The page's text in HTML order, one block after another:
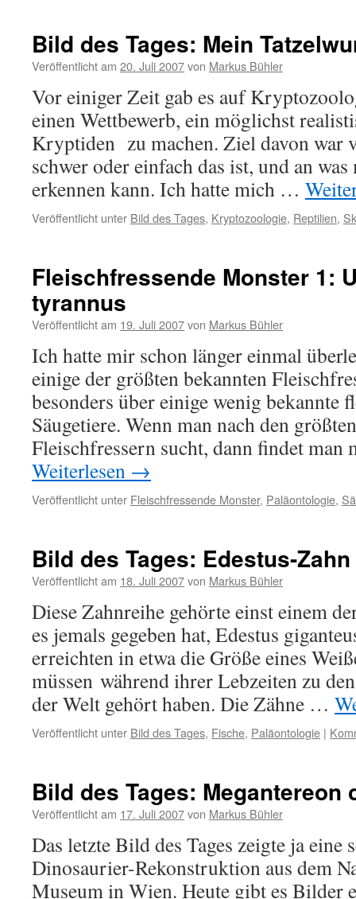
Bild des Tages: Mein
Veröffentlicht am 20. Juli 2007von Markus Bühler
Vor einiger Zeit gab es auf
einen Wettbewerb, ein möglichst
Kryptiden zu machen. Ziel davon war
schwer oder einfach das ist, und an was
erkennen kann. Ich hatte mich …
Veröffentlicht unter Bild des Tages, Kryptozoologie, Reptilien,
Fleischfressende Monster 1:
tyrannus
Veröffentlicht am 19. Juli 2007von Markus Bühler
Ich hatte mir schon länger einmal
einige der größten bekannten
besonders über einige wenig bekannte
Säugetiere. Wenn man nach den
Fleischfressern sucht, dann findet
Weiterlesen →
Veröffentlicht unter Fleischfressende Monster, Paläontologie,
Bild des Tages: Edestus-Zahn
Veröffentlicht am 18. Juli 2007von Markus Bühler
Diese Zahnreihe gehörte einst einem
es jemals gegeben hat, Edestus
erreichten in etwa die Größe eines
müssen während ihrer Lebzeiten zu
der Welt gehört haben. Die Zähne …
Veröffentlicht unter Bild des Tages, Fische, Paläontologie |
Bild des Tages: Megantereon
Veröffentlicht am 17. Juli 2007von Markus Bühler
Das letzte Bild des Tages zeigte ja eine
Dinosaurier-Rekonstruktion aus dem
Museum in Wien. Heute gibt es Bilder